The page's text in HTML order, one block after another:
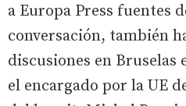
a Europa Press fuentes
conversación, también
discusiones en
el encargado por la UE